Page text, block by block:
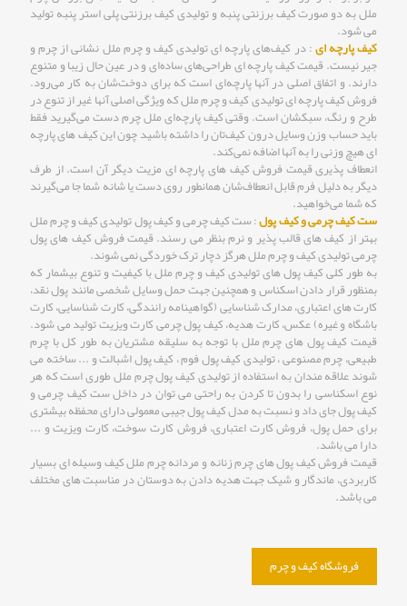
ملل به دو صورت کیف برزنتی پنبه و تولیدی کیف برزنتی پلی استر پنبه تولید
می شود.
کیف پارچه ای: در کیف‌های پارچه ای تولیدی کیف و چرم ملل نشانی از چرم و
جیر نیست. قیمت کیف پارچه ای طراحی‌های ساده‌ای و در عین حال زیبا و متنوع
دارند. و اتفاق اصلی در آنها پارچه‌ای است که برای دوخت‌شان به کار می‌رود.
فروش کیف پارچه ای تولیدی کیف و چرم ملل که ویژگی اصلی آنها غیر از تنوع در
طرح و رنگ، سبکشان است. وقتی کیف ‌پارچه‌ای ملل چرم دست می‌گیرید فقط
باید حساب وزن وسایل درون کیف‌تان را داشته باشید چون این کیف های پارچه
ای هیچ وزنی را به آنها اضافه نمی‌کند.
انعطاف پذیری قیمت فروش کیف‌ های پارچه ای مزیت دیگر آن است. از طرف
دیگر به دليل فرم قابل انعطاف‌شان همانطور روی دست یا شانه‌ شما جا می‌گیرند
که شما می‌خواهید.
ست کیف چرمی و کیف پول: ست کیف چرمی و کیف پول تولیدی کیف و چرم ملل
بهتر از کیف های قالب پذیر و نرم بنظر می رسند. قیمت فروش کیف های پول
چرمی تولیدی کیف و چرم ملل هرگز دچار ترک خوردگی نمی شوند.
به طور کلی کیف پول های تولیدی کیف و چرم ملل با کیفیت و تنوع بیشمار که
بمنظور قرار دادن اسکناس و همچنین جهت حمل وسایل شخصی مانند پول نقد،
کارت های اعتباری، مدارک شناسایی (گواهینامه رانندگی، کارت شناسایی، کارت
باشگاه و غیره) عکس، کارت هدیه، کیف پول چرمی کارت ویزیت تولید می شود.
قیمت کیف پول های چرم ملل با توجه به سلیقه مشتریان به طور کل با چرم
طبیعی، چرم مصنوعی ، تولیدی کیف پول فوم ، کیف پول اشبالت و ... ساخته می
شوند علاقه مندان به استفاده از تولیدی کیف پول چرم ملل طوری است که هر
نوع اسکناسی را بدون تا کردن به راحتی می توان در داخل ست کیف چرمی و
کیف پول جای داد و نسبت به مدل کیف پول جیبی معمولی دارای محفظه بیشتری
برای حمل پول، فروش کارت اعتباری، فروش کارت سوخت، کارت ویزیت و ...
دارا می باشد.
قیمت فروش کیف پول های چرم زنانه و مردانه چرم ملل کیف وسیله ای بسیار
کاربردی، ماندگار و شیک جهت هدیه دادن به دوستان در مناسبت های مختلف
می باشد.
فروشگاه کیف و چرم